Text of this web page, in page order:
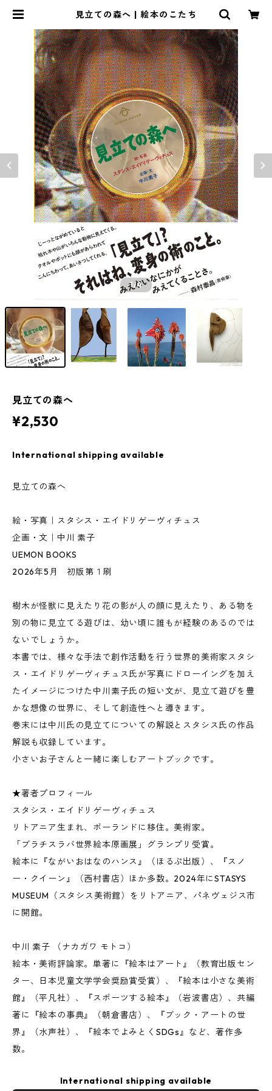
見立ての森へ | 絵本のこたち
1/4
見立ての森へ
¥2,530
International shipping available
見立ての森へ
絵・写真｜スタシス・エイドリゲーヴィチュス
企画・文｜中川 素子
UEMON BOOKS
2026年5月 初版第１刷
樹木が怪獣に見えたり花の影が人の顔に見えたり、ある物を
別の物に見立てる遊びは、幼い頃に誰もが経験のあるのでは
ないでしょうか。
本書では、様々な手法で創作活動を行う世界的美術家スタシ
ス・エイドリゲーヴィチュス氏が写真にドローイングを加え
たイメージにつけた中川素子氏の短い文が、見立て遊びを豊
かな想像の世界に、そして創造性へと導きます。
巻末には中川氏の見立てについての解説とスタシス氏の作品
解説も収録しています。
小さいお子さんと一緒に楽しむアートブックです。
★著者プロフィール
スタシス・エイドリゲーヴィチュス
リトアニア生まれ、ポーランドに移住。美術家。
「ブラチスラバ世界絵本原画展」グランプリ受賞。
絵本に『ながいおはなのハンス』（ほるぷ出版）、『スノ
ー・クイーン』（西村書店）ほか多数。2024年にSTASYS
MUSEUM（スタシス美術館）をリトアニア、パネヴェジス市
に開館。
中川 素子 （ナカガワ モトコ）
絵本・美術評論家。単著に『絵本はアート』（教育出版セン
ター、日本児童文学学会奨励賞受賞）、『絵本は小さな美術
館』（平凡社）、『スポーツする絵本』（岩波書店）、共編
著に『絵本の事典』（朝倉書店）、『ブック・アートの世
界』（水声社）、『絵本でよみとくSDGs』など、著作多
数。
International shipping available